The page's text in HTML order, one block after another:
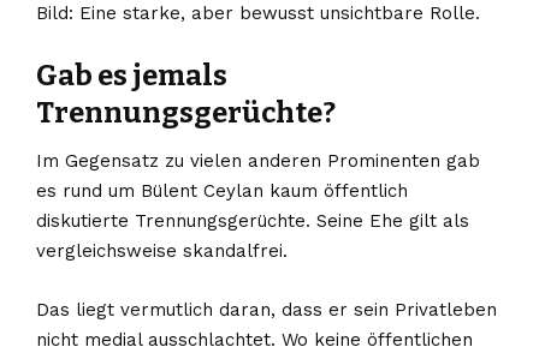
Bild: Eine starke, aber bewusst unsichtbare Rolle.
Gab es jemals
Trennungsgerüchte?
Im Gegensatz zu vielen anderen Prominenten gab
es rund um Bülent Ceylan kaum öffentlich
diskutierte Trennungsgerüchte. Seine Ehe gilt als
vergleichsweise skandalfrei.
Das liegt vermutlich daran, dass er sein Privatleben
nicht medial ausschlachtet. Wo keine öffentlichen